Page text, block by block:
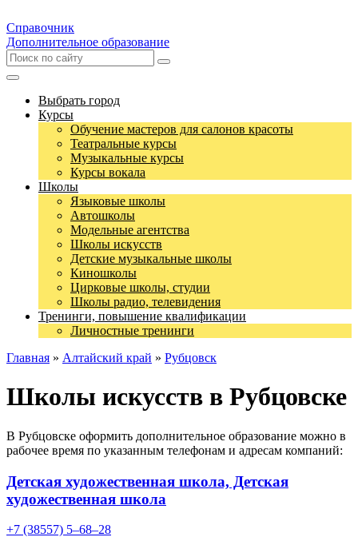
Справочник
Дополнительное образование
Выбрать город
Курсы
Обучение мастеров для салонов красоты
Театральные курсы
Музыкальные курсы
Курсы вокала
Школы
Языковые школы
Автошколы
Модельные агентства
Школы искусств
Детские музыкальные школы
Киношколы
Цирковые школы, студии
Школы радио, телевидения
Тренинги, повышение квалификации
Личностные тренинги
Главная » Алтайский край » Рубцовск
Школы искусств в Рубцовске
В Рубцовске оформить дополнительное образование можно в
рабочее время по указанным телефонам и адресам компаний:
Детская художественная школа, Детская
художественная школа
+7 (38557) 5‒68‒28